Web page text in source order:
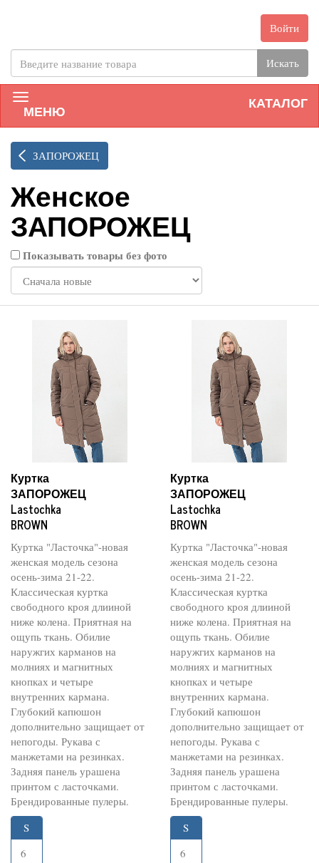
Войти
Искать
КАТАЛОГ
МЕНЮ
ЗАПОРОЖЕЦ
Женское
ЗАПОРОЖЕЦ
Показывать товары без фото
Куртка
ЗАПОРОЖЕЦ
Lastochka
BROWN
Куртка "Ласточка"-новая
женская модель сезона
осень-зима 21-22.
Классическая куртка
свободного кроя длииной
ниже колена. Приятная на
ощупь ткань. Обилие
наружгих карманов на
молниях и магнитных
кнопках и четыре
внутренних кармана.
Глубокий капюшон
дополнительно защищает от
непогоды. Рукава с
манжетами на резинках.
Задняя панель урашена
принтом с ласточками.
Брендированные пулеры.
S
6
Куртка
ЗАПОРОЖЕЦ
Lastochka
BROWN
Куртка "Ласточка"-новая
женская модель сезона
осень-зима 21-22.
Классическая куртка
свободного кроя длииной
ниже колена. Приятная на
ощупь ткань. Обилие
наружгих карманов на
молниях и магнитных
кнопках и четыре
внутренних кармана.
Глубокий капюшон
дополнительно защищает от
непогоды. Рукава с
манжетами на резинках.
Задняя панель урашена
принтом с ласточками.
Брендированные пулеры.
S
6